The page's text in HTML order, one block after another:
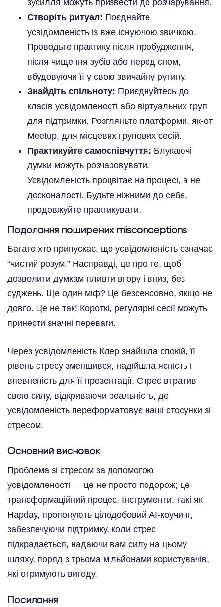
зусилля можуть призвести до розчарування.
Створіть ритуал: Поєднайте
усвідомленість із вже існуючою звичкою.
Проводьте практику після пробудження,
після чищення зубів або перед сном,
вбудовуючи її у свою звичайну рутину.
Знайдіть спільноту: Приєднуйтесь до
класів усвідомленості або віртуальних груп
для підтримки. Розгляньте платформи, як-от
Meetup, для місцевих групових сесій.
Практикуйте самоспівчуття: Блукаючі
думки можуть розчаровувати.
Усвідомленість процвітає на процесі, а не
досконалості. Будьте ніжними до себе,
продовжуйте практикувати.
Подолання поширених misconceptions
Багато хто припускає, що усвідомленість означає
“чистий розум.” Насправді, це про те, щоб
дозволити думкам пливти вгору і вниз, без
суджень. Ще один міф? Це безсенсовно, якщо не
довго. Це не так! Короткі, регулярні сесії можуть
принести значні переваги.
Через усвідомленість Клер знайшла спокій, її
рівень стресу зменшився, надійшла ясність і
впевненість для її презентації. Стрес втратив
свою силу, відкриваючи реальність, де
усвідомленість переформатовує наші стосунки зі
стресом.
Основний висновок
Проблема зі стресом за допомогою
усвідомленості — це не просто подорож; це
трансформаційний процес. Інструменти, такі як
Hapday, пропонують цілодобовий AI-коучинг,
забезпечуючи підтримку, коли стрес
підкрадається, надаючи вам силу на цьому
шляху, поряд з трьома мільйонами користувачів,
які отримують вигоду.
Посилання